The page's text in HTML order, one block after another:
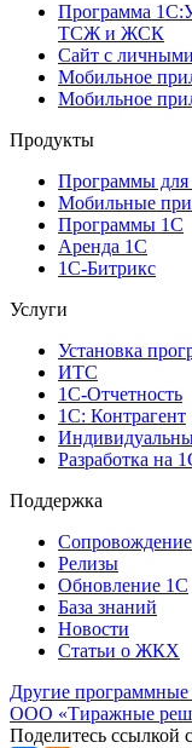
Программа
ТСЖ и ЖСК
Сайт с
Мобильное
Мобильное
Продукты
Программы
Мобильные
Программы 1С
Аренда 1С
1С-Битрикс
Услуги
Установка
ИТС
1С-Отчетность
1С: Контрагент
Разработка на
Поддержка
Сопровождение
Релизы
Обновление 1С
База знаний
Новости
Статьи о ЖКХ
Другие
ООО «Тиражные
Поделитесь ссылкой